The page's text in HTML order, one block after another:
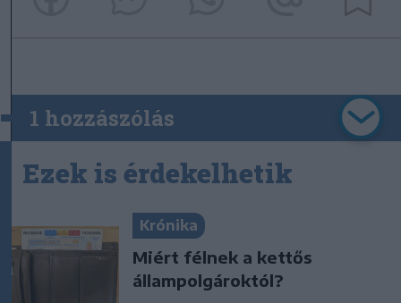
1 hozzászólás
Ezek is érdekelhetik
Krónika
Miért félnek a kettős
állampolgároktól?